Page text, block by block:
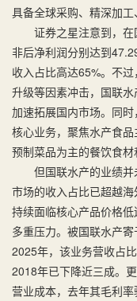
具备全球采购、精深加工
证券之星注意到，在
非后净利润分别达到
收入占比高达65%。不
升级等因素冲击，国联
加速拓展国内市场。同
核心业务，聚焦水产食
预制菜品为主的餐饮食材
但国联水产的业绩并
市场的收入占比已超越
持续面临核心产品价格
多重压力。被国联水产寄
2025年，该业务营收占
2018年已下降近三成。
营业成本，去年其毛利